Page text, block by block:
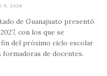
6, 2026
de Guanajuato presentó
con los que se
del próximo ciclo escolar
formadoras de docentes.